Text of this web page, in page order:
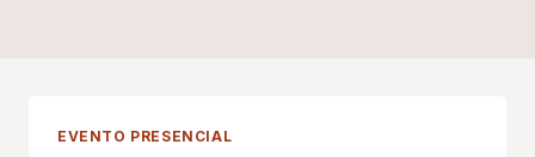
EVENTO PRESENCIAL